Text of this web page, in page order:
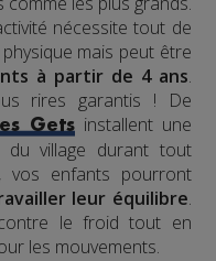
nécessite tout de
mais peut être
à partir de 4 ans.
rires garantis ! De
Getsinstallent une
du village durant tout
vos enfants pourront
leur équilibre.
le froid tout en
les mouvements.